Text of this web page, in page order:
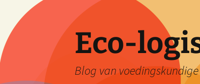
content
Eco-
Blog van